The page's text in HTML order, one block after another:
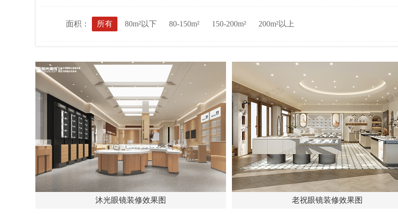
面积： 所有 80m²以下 80-150m² 150-200m² 200m²以上
沐光眼镜装修效果图 老祝眼镜装修效果图